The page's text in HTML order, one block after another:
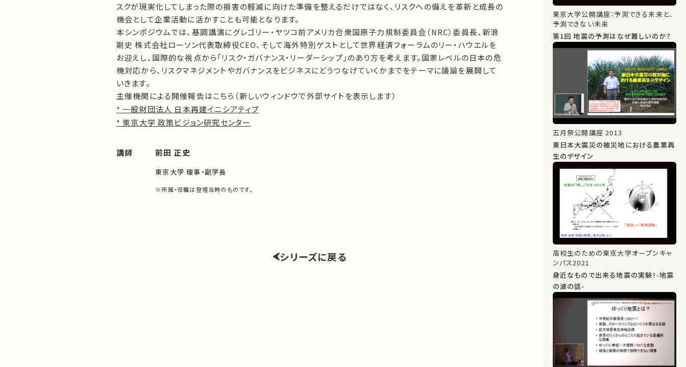
スクが現実化してしまった際の損害の軽減に向けた準備を整えるだけではなく、リスクへの備えを革新と成長の
機会として企業活動に活かすことも可能となります。
本シンポジウムでは、基調講演にグレゴリー・ヤツコ前アメリカ合衆国原子力規制委員会（NRC）委員長、新浪
剛史 株式会社ローソン代表取締役CEO、そして海外特別ゲストとして世界経済フォーラムのリー・ハウエルを
お迎えし、国際的な視点から「リスク・ガバナンス・リーダーシップ」のあり方を考えます。国家レベルの日本の危
機対応から、リスクマネジメントやガバナンスをビジネスにどうつなげていくかまでをテーマに議論を展開して
いきます。
主催機関による開催報告はこちら（新しいウィンドウで外部サイトを表示します）
* 一般財団法人 日本再建イニシアティブ
* 東京大学 政策ビジョン研究センター
講師 前田 正史
東京大学 理事・副学長
※所属・役職は登壇当時のものです。
シリーズに戻る
東京大学公開講座：予測できる未来と、
予測できない未来
第1回 地震の予測はなぜ難しいのか？
五月祭公開講座 2013
東日本大震災の被災地における農業再
生のデザイン
高校生のための東京大学オープンキャ
ンパス2021
身近なもので出来る地震の実験！-地震
の波の話-